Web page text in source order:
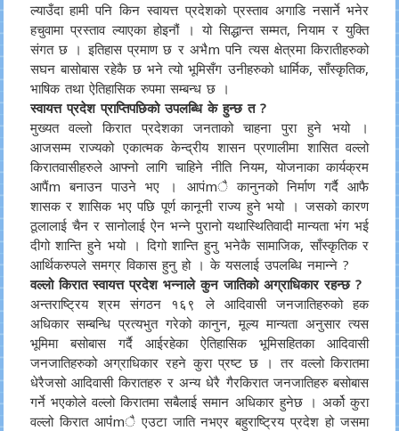
ल्याउँदा हामी पनि किन स्वायत्त प्रदेशको प्रस्ताव अगाडि नसार्ने भनेर
हचुवामा प्रस्ताव ल्याएका होइनौं । यो सिद्धान्त सम्मत, नियाम र युक्ति
संगत छ । इतिहास प्रमाण छ र अभैm पनि त्यस क्षेत्रमा किरातीहरुको
सघन बासोबास रहेकै छ भने त्यो भूमिसँग उनीहरुको धार्मिक, साँस्कृतिक,
भाषिक तथा ऐतिहासिक रुपमा सम्बन्ध छ ।
स्वायत्त प्रदेश प्राप्तिपछिको उपलब्धि के हुन्छ त ?
मुख्यत वल्लो किरात प्रदेशका जनताको चाहना पुरा हुने भयो ।
आजसम्म राज्यको एकात्मक केन्द्रीय शासन प्रणालीमा शासित वल्लो
किरातवासीहरुले आफ्नो लागि चाहिने नीति नियम, योजनाका कार्यक्रम
आपैंm बनाउन पाउने भए । आपंmै कानुनको निर्माण गर्दै आफै
शासक र शासिक भए पछि पूर्ण कानूनी राज्य हुने भयो । जसको कारण
ठूलालाई चैन र सानोलाई ऐन भन्ने पुरानो यथास्थितिवादी मान्यता भंग भई
दीगो शान्ति हुने भयो । दिगो शान्ति हुनु भनेकै सामाजिक, साँस्कृतिक र
आर्थिकरुपले समग्र विकास हुनु हो । के यसलाई उपलब्धि नमान्ने ?
वल्लो किरात स्वायत्त प्रदेश भन्नाले कुन जातिको अग्राधिकार रहन्छ ?
अन्तराष्ट्रिय श्रम संगठन १६९ ले आदिवासी जनजातिहरुको हक
अधिकार सम्बन्धि प्रत्यभुत गरेको कानुन, मूल्य मान्यता अनुसार त्यस
भूमिमा बसोबास गर्दै आईरहेका ऐतिहासिक भूमिसहितका आदिवासी
जनजातिहरुको अग्राधिकार रहने कुरा प्रष्ट छ । तर वल्लो किरातमा
धेरैजसो आदिवासी किरातहरु र अन्य धेरै गैरकिरात जनजातिहरु बसोबास
गर्ने भएकोले वल्लो किरातमा सबैलाई समान अधिकार हुनेछ । अर्को कुरा
वल्लो किरात आपंंmै एउटा जाति नभएर बहुराष्ट्रिय प्रदेश हो जसमा